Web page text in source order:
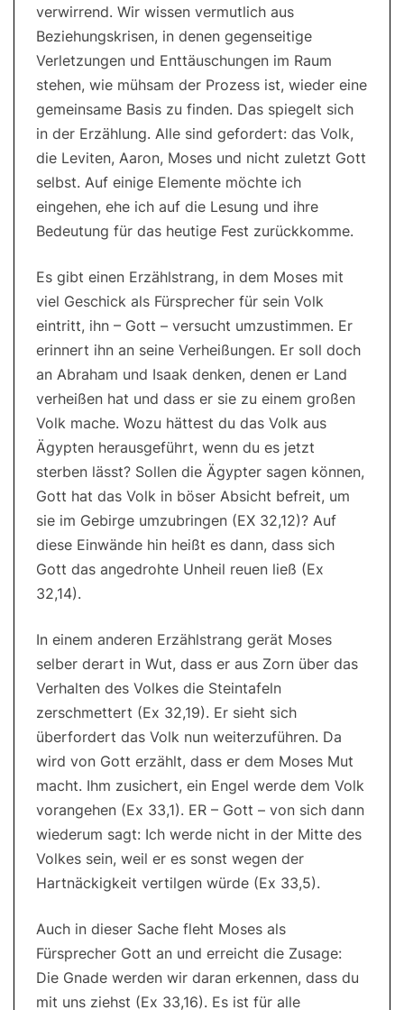
verwirrend. Wir wissen vermutlich aus
Beziehungskrisen, in denen gegenseitige
Verletzungen und Enttäuschungen im Raum
stehen, wie mühsam der Prozess ist, wieder eine
gemeinsame Basis zu finden. Das spiegelt sich
in der Erzählung. Alle sind gefordert: das Volk,
die Leviten, Aaron, Moses und nicht zuletzt Gott
selbst. Auf einige Elemente möchte ich
eingehen, ehe ich auf die Lesung und ihre
Bedeutung für das heutige Fest zurückkomme.
Es gibt einen Erzählstrang, in dem Moses mit
viel Geschick als Fürsprecher für sein Volk
eintritt, ihn – Gott – versucht umzustimmen. Er
erinnert ihn an seine Verheißungen. Er soll doch
an Abraham und Isaak denken, denen er Land
verheißen hat und dass er sie zu einem großen
Volk mache. Wozu hättest du das Volk aus
Ägypten herausgeführt, wenn du es jetzt
sterben lässt? Sollen die Ägypter sagen können,
Gott hat das Volk in böser Absicht befreit, um
sie im Gebirge umzubringen (EX 32,12)? Auf
diese Einwände hin heißt es dann, dass sich
Gott das angedrohte Unheil reuen ließ (Ex
32,14).
In einem anderen Erzählstrang gerät Moses
selber derart in Wut, dass er aus Zorn über das
Verhalten des Volkes die Steintafeln
zerschmettert (Ex 32,19). Er sieht sich
überfordert das Volk nun weiterzuführen. Da
wird von Gott erzählt, dass er dem Moses Mut
macht. Ihm zusichert, ein Engel werde dem Volk
vorangehen (Ex 33,1). ER – Gott – von sich dann
wiederum sagt: Ich werde nicht in der Mitte des
Volkes sein, weil er es sonst wegen der
Hartnäckigkeit vertilgen würde (Ex 33,5).
Auch in dieser Sache fleht Moses als
Fürsprecher Gott an und erreicht die Zusage:
Die Gnade werden wir daran erkennen, dass du
mit uns ziehst (Ex 33,16). Es ist für alle